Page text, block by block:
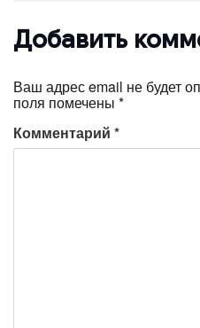
Добавить
Ваш адрес email не будет
поля помечены *
Комментарий *